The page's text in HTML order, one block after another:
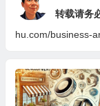
转载请务
hu.com/business-